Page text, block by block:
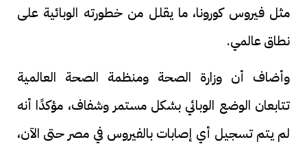
مثل فيروس كورونا، ما يقلل من خطورته الوبائية على
نطاق عالمي.
وأضاف أن وزارة الصحة ومنظمة الصحة العالمية
تتابعان الوضع الوبائي بشكل مستمر وشفاف، مؤكدًا أنه
لم يتم تسجيل أي إصابات بالفيروس في مصر حتى الآن،